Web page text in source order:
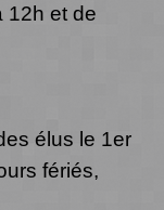
12h et de
élus le 1er
fériés,